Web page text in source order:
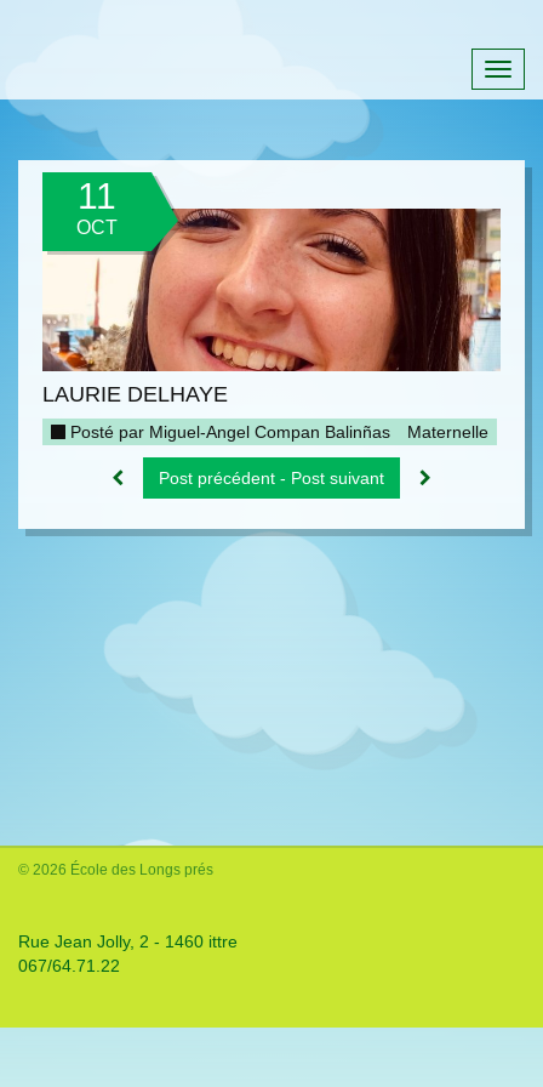
11
OCT
LAURIE DELHAYE
Posté par Miguel-Angel Compan Balinñas Maternelle
Post précédent - Post suivant
© 2026 École des Longs prés
Rue Jean Jolly, 2 - 1460 ittre
067/64.71.22